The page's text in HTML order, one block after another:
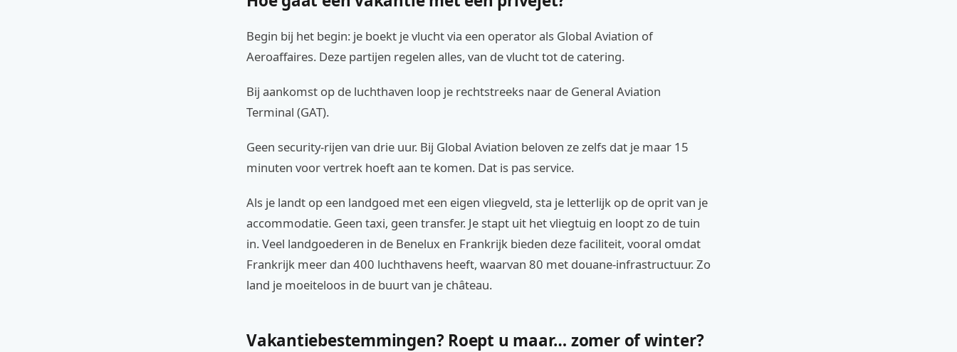
Begin bij het begin: je boekt je vlucht via een operator als Global Aviation of
Aeroaffaires. Deze partijen regelen alles, van de vlucht tot de catering.
Bij aankomst op de luchthaven loop je rechtstreeks naar de General Aviation
Terminal (GAT).
Geen security-rijen van drie uur. Bij Global Aviation beloven ze zelfs dat je maar 15
minuten voor vertrek hoeft aan te komen. Dat is pas service.
Als je landt op een landgoed met een eigen vliegveld, sta je letterlijk op de oprit van je
accommodatie. Geen taxi, geen transfer. Je stapt uit het vliegtuig en loopt zo de tuin
in. Veel landgoederen in de Benelux en Frankrijk bieden deze faciliteit, vooral omdat
Frankrijk meer dan 400 luchthavens heeft, waarvan 80 met douane-infrastructuur. Zo
land je moeiteloos in de buurt van je château.
Vakantiebestemmingen? Roept u maar… zomer of winter?